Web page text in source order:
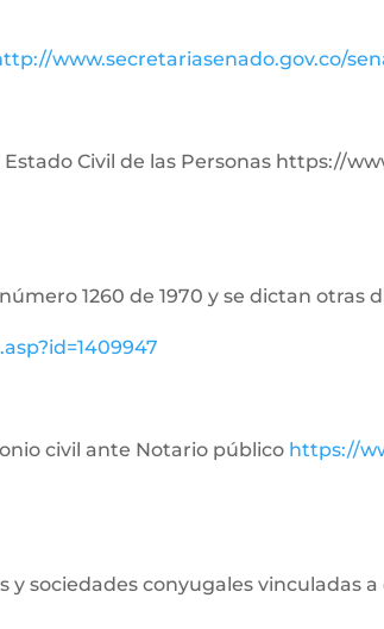
www.secretariasenado.gov.co/
Civil de las Personas https://
1260 de 1970 y se dictan otras
civil ante Notario público https://
y sociedades conyugales vinculadas